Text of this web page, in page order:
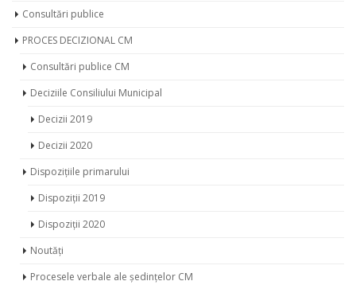
Consultări publice
PROCES DECIZIONAL CM
Consultări publice CM
Deciziile Consiliului Municipal
Decizii 2019
Decizii 2020
Dispozițiile primarului
Dispoziții 2019
Dispoziții 2020
Noutăți
Procesele verbale ale ședințelor CM